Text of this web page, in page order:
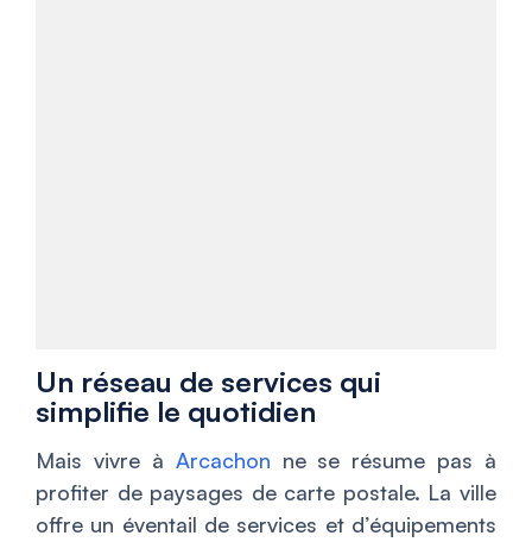
Un réseau de services qui
simplifie le quotidien
Mais vivre à Arcachon ne se résume pas à
profiter de paysages de carte postale. La ville
offre un éventail de services et d’équipements